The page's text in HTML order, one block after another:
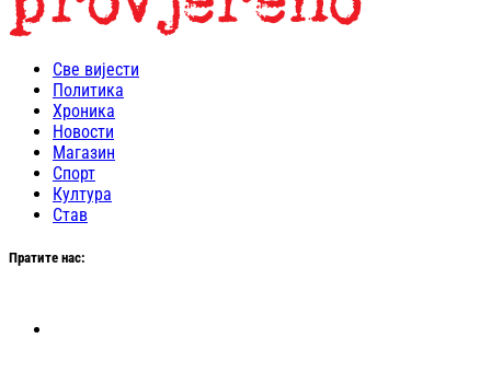
Све вијести
Политика
Хроника
Новости
Магазин
Спорт
Култура
Став
Пратите нас: